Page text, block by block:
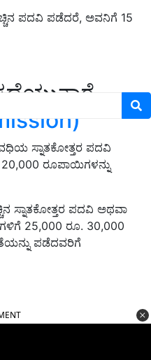
ಪದವಿ ಪಡೆದರೆ, ಅವನಿಗೆ 15
ಸ್ನಾತಕೋತ್ತರ ಪದವಿ
ರೂಪಾಯಿಗಳನ್ನು
ಸ್ನಾತಕೋತ್ತರ ಪದವಿ ಅಥವಾ
25,000 ರೂ. 30,000
ಪಡೆದವರಿಗೆ